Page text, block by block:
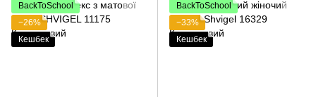
BackToSchool
−26%
Кешбек
BackToSchool
−33%
Кешбек